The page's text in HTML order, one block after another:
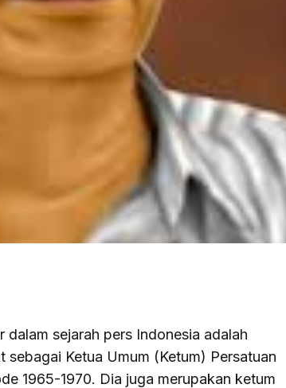
dalam sejarah pers Indonesia adalah
Ketua Umum (Ketum) Persatuan
1965-1970. Dia juga merupakan ketum